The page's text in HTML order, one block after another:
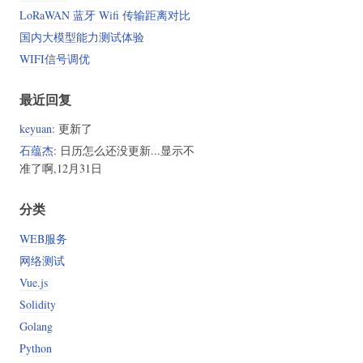
LoRaWAN 蓝牙 Wifi 传输距离对比
国内大模型能力测试体验
WIFI信号调优
最近回复
keyuan: 更新了
石蕴杰: 日历怎么还没更新...显示不
准了啊,12月31日
分类
WEB服务
网络测试
Vue.js
Solidity
Golang
Python